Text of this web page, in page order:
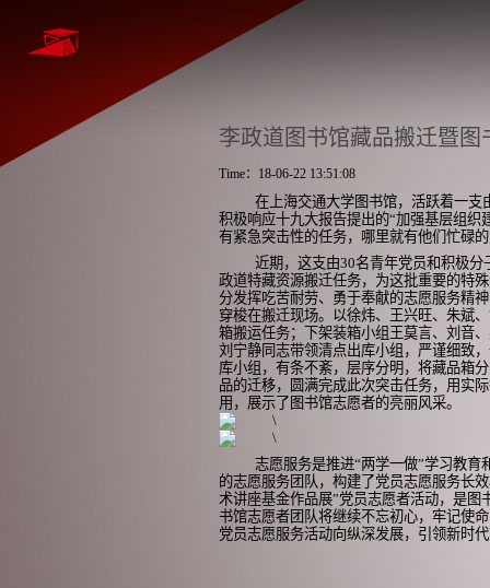
李政道图书馆藏品搬迁暨
Time：18-06-22 13:51:08
在上海交通大学图书馆，活跃着一
积极响应十九大报告提出的“加强基层组织
有紧急突击性的任务，哪里就有他们忙碌
近期，这支由30名青年党员和积极分
政道特藏资源搬迁任务，为这批重要的特
分发挥吃苦耐劳、勇于奉献的志愿服务精
穿梭在搬迁现场。以徐炜、王兴旺、朱斌
箱搬运任务；下架装箱小组王莫言、刘音
刘宁静同志带领清点出库小组，严谨细致
库小组，有条不紊，层序分明，将藏品箱
品的迁移，圆满完成此次突击任务，用实
用，展示了图书馆志愿者的亮丽风采。
志愿服务是推进“两学一做”学习教
的志愿服务团队，构建了党员志愿服务长
术讲座基金作品展”党员志愿者活动，是
书馆志愿者团队将继续不忘初心，牢记使
党员志愿服务活动向纵深发展，引领新时